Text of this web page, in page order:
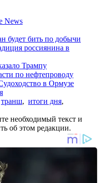
News
будет бить по добычи
россиянина в
Трампу
по нефтепроводу
в Ормузе
транш, итоги дня,
необходимый текст и
об этом редакции.